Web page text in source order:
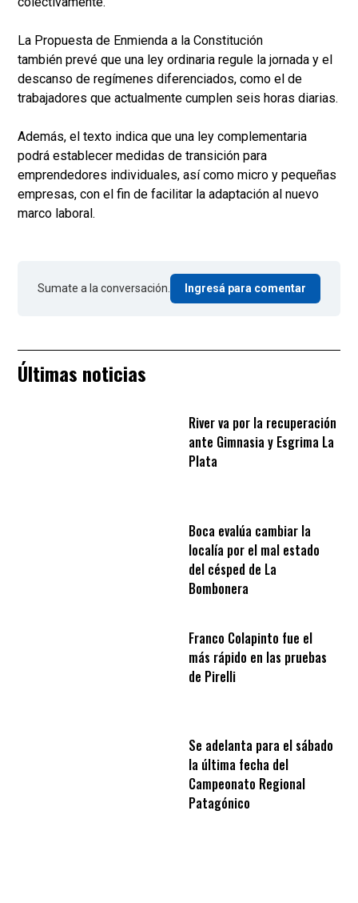
La Propuesta de Enmienda a la Constitución
también prevé que una ley ordinaria regule la jornada y el
descanso de regímenes diferenciados, como el de
trabajadores que actualmente cumplen seis horas diarias.
Además, el texto indica que una ley complementaria
podrá establecer medidas de transición para
emprendedores individuales, así como micro y pequeñas
empresas, con el fin de facilitar la adaptación al nuevo
marco laboral.
Sumate a la conversación. Ingresá para comentar
Últimas noticias
River va por la recuperación
ante Gimnasia y Esgrima La
Plata
Boca evalúa cambiar la
localía por el mal estado
del césped de La
Bombonera
Franco Colapinto fue el
más rápido en las pruebas
de Pirelli
Se adelanta para el sábado
la última fecha del
Campeonato Regional
Patagónico